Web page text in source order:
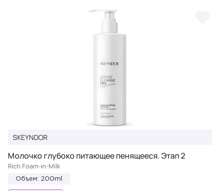
SKEYNDOR
Молочко глубоко питающее пенящееся. Этап 2
Rich Foam-in-Milk
Объем: 200ml